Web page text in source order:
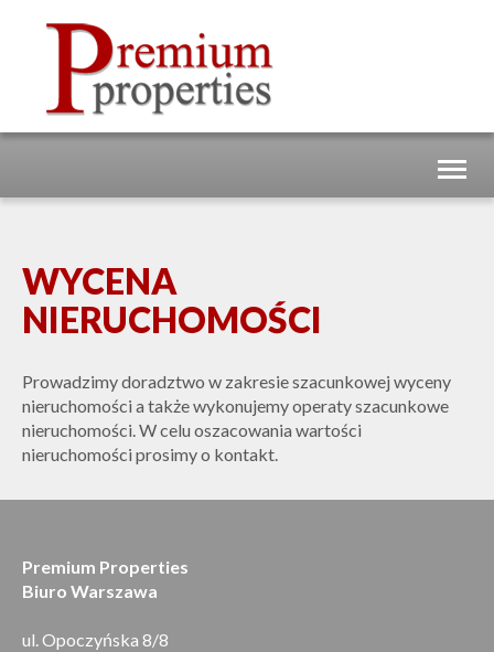
WYCENA
NIERUCHOMOŚCI
Prowadzimy doradztwo w zakresie szacunkowej wyceny
nieruchomości a także wykonujemy operaty szacunkowe
nieruchomości. W celu oszacowania wartości
nieruchomości prosimy o kontakt.
Premium Properties
Biuro Warszawa
ul. Opoczyńska 8/8